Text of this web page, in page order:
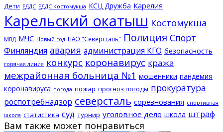
Дети ЕДДС ЕДДС Костомукша КСЦ Дружба Карелия
Карельский окатыш Костомукша
МВД МЧС Новый год ПАО "Северсталь" Полиция Спорт
Финляндия авария администрация КГО безопасность
горячая линия конкурс коронавирус кража
межрайонная больница №1 мошенники пандемия
коронавируса погода пожар прогноз погоды прокуратура
роспотребнадзор северсталь соревнования спортивная
школа статистика суд турнир уголовное дело школа штраф
Вам также может понравиться